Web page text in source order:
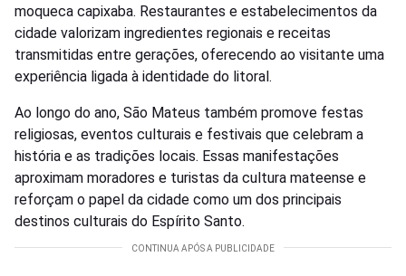
moqueca capixaba. Restaurantes e estabelecimentos da
cidade valorizam ingredientes regionais e receitas
transmitidas entre gerações, oferecendo ao visitante uma
experiência ligada à identidade do litoral.
Ao longo do ano, São Mateus também promove festas
religiosas, eventos culturais e festivais que celebram a
história e as tradições locais. Essas manifestações
aproximam moradores e turistas da cultura mateense e
reforçam o papel da cidade como um dos principais
destinos culturais do Espírito Santo.